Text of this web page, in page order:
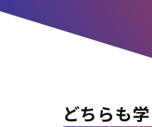
どちらも